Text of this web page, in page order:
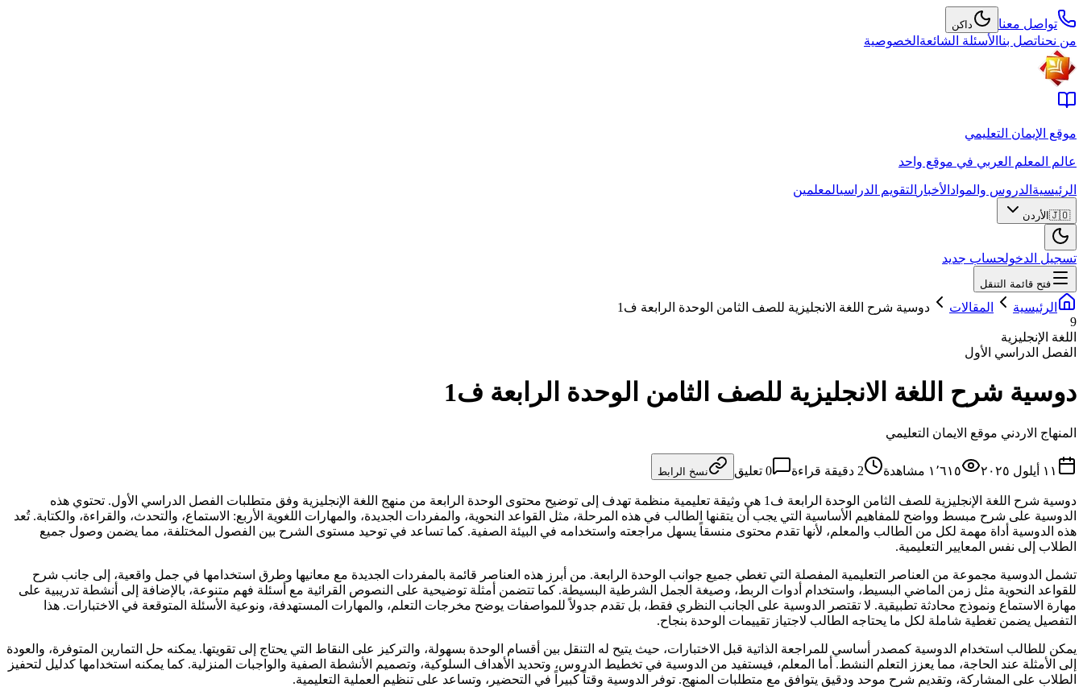
تواصل معنا داكن
من نحناتصل بنا الأسئلة الشائعة الخصوصية
موقع الإيمان التعليمي
عالم المعلم العربي في موقع واحد
الرئيسية الدروس والمواد الأخبار التقويم الدراسيالمعلمين
🇯🇴 الأردن
تسجيل الدخولحساب جديد
فتح قائمة التنقل
الرئيسية المقالات
دوسية شرح اللغة الانجليزية للصف الثامن الوحدة الرابعة ف1
9
اللغة الإنجليزية
الفصل الدراسي الأول
دوسية شرح اللغة الانجليزية للصف الثامن الوحدة الرابعة ف1
المنهاج الاردني موقع الايمان التعليمي
١١ أيلول ٢٠٢٥ ١٬٦١٥ مشاهدة 2 دقيقة قراءة 0 تعليق نسخ الرابط
دوسية شرح اللغة الإنجليزية للصف الثامن الوحدة الرابعة ف1 هي وثيقة تعليمية منظمة تهدف إلى توضيح محتوى الوحدة الرابعة من منهج اللغة الإنجليزية وفق متطلبات الفصل الدراسي الأول. تحتوي هذه
الدوسية على شرح مبسط وواضح للمفاهيم الأساسية التي يجب أن يتقنها الطالب في هذه المرحلة، مثل القواعد النحوية، والمفردات الجديدة، والمهارات اللغوية الأربع: الاستماع، والتحدث، والقراءة، والكتابة. تُعد
هذه الدوسية أداة مهمة لكل من الطالب والمعلم، لأنها تقدم محتوى منسقاً يسهل مراجعته واستخدامه في البيئة الصفية. كما تساعد في توحيد مستوى الشرح بين الفصول المختلفة، مما يضمن وصول جميع
الطلاب إلى نفس المعايير التعليمية.
تشمل الدوسية مجموعة من العناصر التعليمية المفصلة التي تغطي جميع جوانب الوحدة الرابعة. من أبرز هذه العناصر قائمة بالمفردات الجديدة مع معانيها وطرق استخدامها في جمل واقعية، إلى جانب شرح
للقواعد النحوية مثل زمن الماضي البسيط، واستخدام أدوات الربط، وصيغة الجمل الشرطية البسيطة. كما تتضمن أمثلة توضيحية على النصوص القرائية مع أسئلة فهم متنوعة، بالإضافة إلى أنشطة تدريبية على
مهارة الاستماع ونموذج محادثة تطبيقية. لا تقتصر الدوسية على الجانب النظري فقط، بل تقدم جدولاً للمواصفات يوضح مخرجات التعلم، والمهارات المستهدفة، ونوعية الأسئلة المتوقعة في الاختبارات. هذا
التفصيل يضمن تغطية شاملة لكل ما يحتاجه الطالب لاجتياز تقييمات الوحدة بنجاح.
يمكن للطالب استخدام الدوسية كمصدر أساسي للمراجعة الذاتية قبل الاختبارات، حيث يتيح له التنقل بين أقسام الوحدة بسهولة، والتركيز على النقاط التي يحتاج إلى تقويتها. يمكنه حل التمارين المتوفرة، والعودة
إلى الأمثلة عند الحاجة، مما يعزز التعلم النشط. أما المعلم، فيستفيد من الدوسية في تخطيط الدروس، وتحديد الأهداف السلوكية، وتصميم الأنشطة الصفية والواجبات المنزلية. كما يمكنه استخدامها كدليل لتحفيز
الطلاب على المشاركة، وتقديم شرح موحد ودقيق يتوافق مع متطلبات المنهج. توفر الدوسية وقتاً كبيراً في التحضير، وتساعد على تنظيم العملية التعليمية.